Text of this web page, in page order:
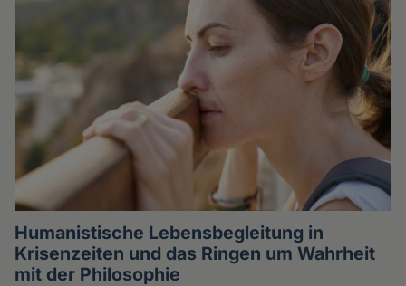
Humanistische Lebensbegleitung in
Krisenzeiten und das Ringen um Wahrheit
mit der Philosophie